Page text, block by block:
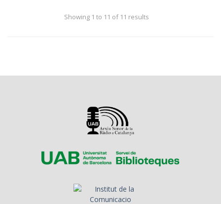
l'alineació del F.C. Barcelona,
narració de les primeres jugades,
Showing 1 to 11 of 11 results